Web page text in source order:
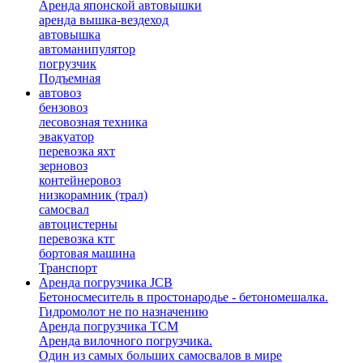
Аренда японской автовышки
аренда вышка-вездеход
автовышка
автоманипулятор
погрузчик
Подъемная
автовоз
бензовоз
лесовозная техника
эвакуатор
перевозка яхт
зерновоз
контейнеровоз
низкорамник (трал)
самосвал
автоцистерны
перевозка ктг
бортовая машина
Транспорт
Аренда погрузчика JCB
Бетоносмеситель в простонародье - бетономешалка.
Гидромолот не по назначению
Аренда погрузчика TCM
Аренда вилочного погрузчика.
Один из самых больших самосвалов в мире